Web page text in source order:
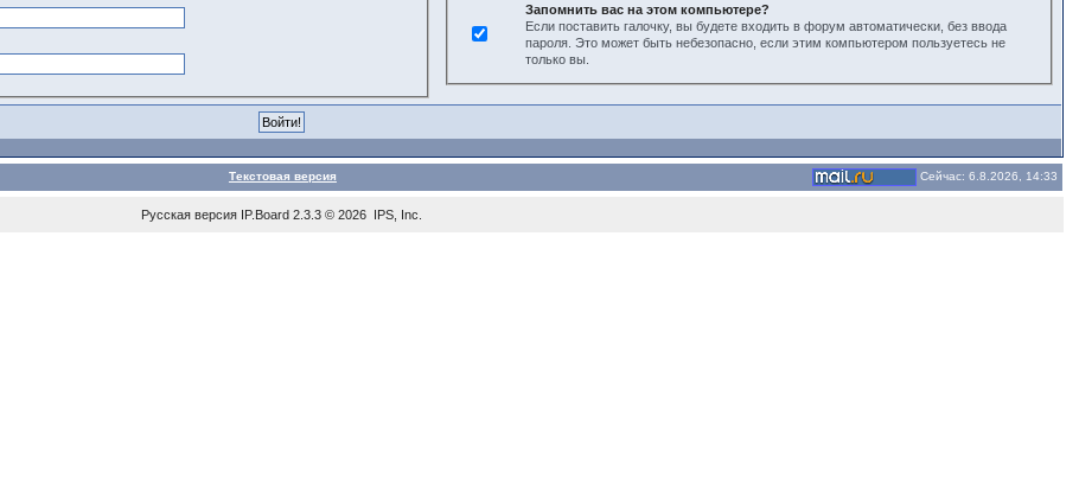
Запомнить вас на этом компьютере?
Если поставить галочку, вы будете входить в форум автоматически, без ввода
пароля. Это может быть небезопасно, если этим компьютером пользуетесь не
только вы.
Текстовая версия Сейчас: 6.8.2026, 14:33
Русская версия IP.Board 2.3.3 © 2026 IPS, Inc